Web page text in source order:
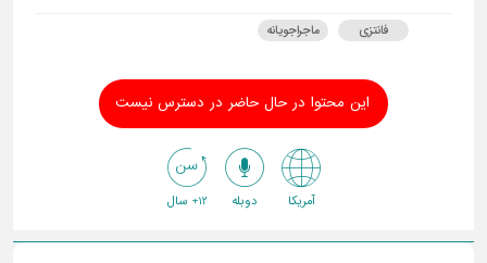
فانتزی ماجراجویانه
این محتوا در حال حاضر در دسترس نیست
آمریکا دوبله 12+ سال